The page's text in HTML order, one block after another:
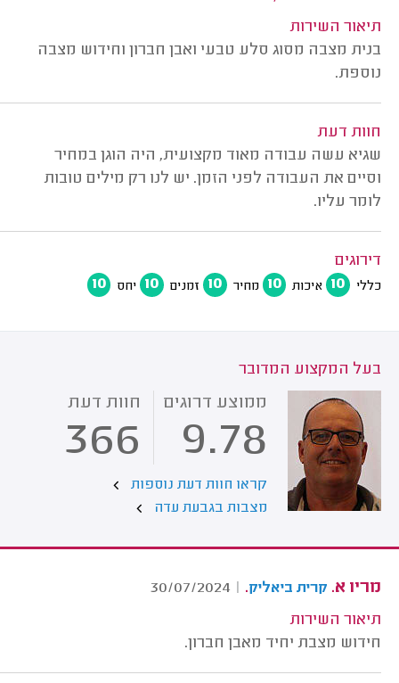
תיאור השירות
בנית מצבה מסוג סלע טבעי ואבן חברון וחידוש מצבה
נוספת.
חוות דעת
שגיא עשה עבודה מאוד מקצועית, היה הוגן במחיר
וסיים את העבודה לפני הזמן. יש לנו רק מילים טובות
לומר עליו.
דירוגים
כללי 10 איכות 10 מחיר 10 זמנים 10 יחס 10
בעל המקצוע המדובר
ממוצע דרוגים
9.78
חוות דעת
366
קראו חוות דעת נוספות
מצבות בגבעת עדה
מריו א. קרית ביאליק.
|
30/07/2024
תיאור השירות
חידוש מצבת יחיד מאבן חברון.